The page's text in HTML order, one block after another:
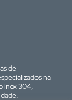
de
na
inox 304,